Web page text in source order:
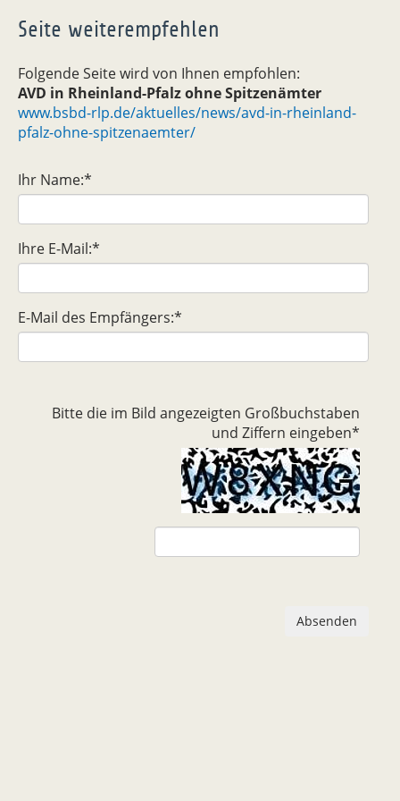
Seite weiterempfehlen
Folgende Seite wird von Ihnen empfohlen:
AVD in Rheinland-Pfalz ohne Spitzenämter
www.bsbd-rlp.de/aktuelles/news/avd-in-rheinland-
pfalz-ohne-spitzenaemter/
Ihr Name:*
Ihre E-Mail:*
E-Mail des Empfängers:*
Bitte die im Bild angezeigten Großbuchstaben
und Ziffern eingeben*
Absenden